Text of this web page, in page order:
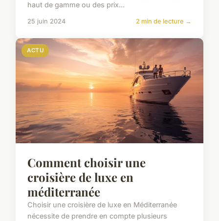
haut de gamme ou des prix...
25 juin 2024 2 min de lecture →
ACTU
Comment choisir une
croisière de luxe en
méditerranée
Choisir une croisière de luxe en Méditerranée
nécessite de prendre en compte plusieurs